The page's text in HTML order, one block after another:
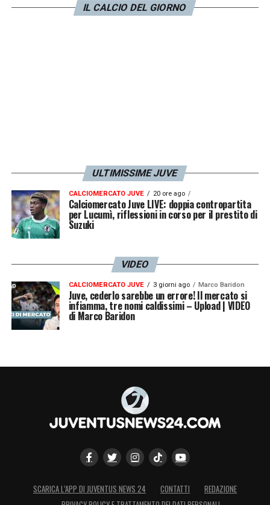
per la società e i tifosi».
IL CALCIO DEL GIORNO
ULTIMISSIME JUVE
CALCIOMERCATO JUVE 20 ore ago
Calciomercato Juve LIVE: doppia contropartita
per Lucumì, riflessioni in corso per il prestito di
Suzuki
VIDEO
CALCIOMERCATO JUVE 3 giorni ago Marco Baridon
Juve, cederlo sarebbe un errore! Il mercato si
infiamma, tre nomi caldissimi – Upload | VIDEO
di Marco Baridon
SCARICA L’APP DI JUVENTUS NEWS 24 CONTATTI
REDAZIONE